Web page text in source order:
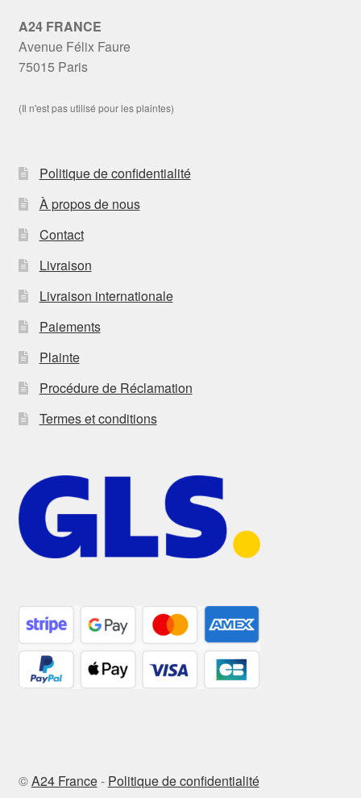
A24 FRANCE
Avenue Félix Faure
75015 Paris
(Il n'est pas utilisé pour les plaintes)
Politique de confidentialité
À propos de nous
Contact
Livraison
Livraison internationale
Paiements
Plainte
Procédure de Réclamation
Termes et conditions
©A24 France- Politique de confidentialité